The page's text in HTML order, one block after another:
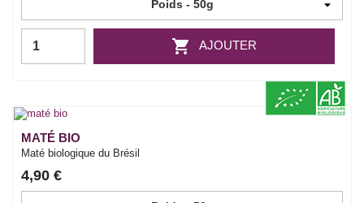
 AJOUTER
MATÉ BIO
Maté biologique du Brésil
4,90 €